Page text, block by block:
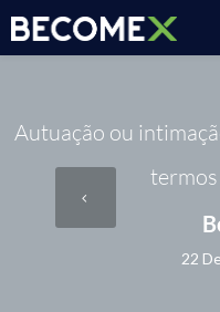
Autuação ou
termos
22